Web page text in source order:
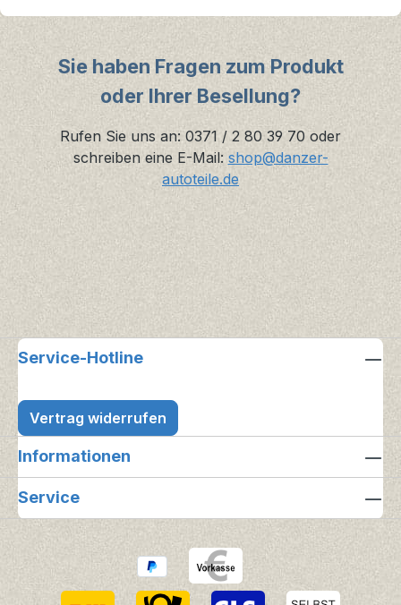
Sie haben Fragen zum Produkt
oder Ihrer Besellung?
Rufen Sie uns an: 0371 / 2 80 39 70 oder
schreiben eine E-Mail: shop@danzer-
autoteile.de
Service-Hotline
Vertrag widerrufen
Informationen
Service